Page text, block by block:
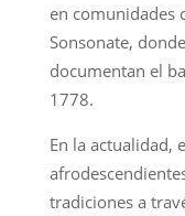
en comunidades
Sonsonate,
documentan el
1778.
En la actualidad,
tradiciones a